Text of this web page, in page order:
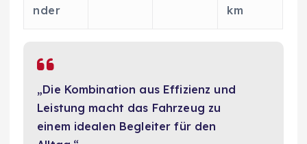
nder
km
„Die Kombination aus Effizienz und
Leistung macht das Fahrzeug zu
einem idealen Begleiter für den